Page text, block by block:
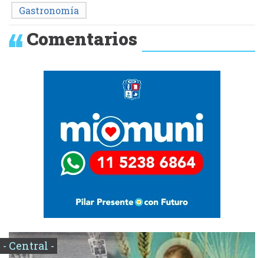
Gastronomía
Comentarios
- Central -